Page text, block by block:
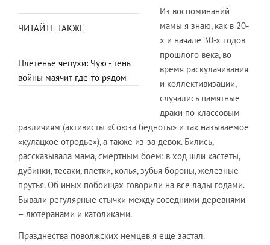
ЧИТАЙТЕ ТАКЖЕ
Плетенье чепухи: Чую - тень
войны маячит где-то рядом
Из воспоминаний
мамы я знаю, как в 20-
х и начале 30-х годов
прошлого века, во
время раскулачивания
и коллективизации,
случались памятные
драки по классовым
различиям (активисты «Союза бедноты» и так называемое
«кулацкое отродье»), а также из-за девок. Бились,
рассказывала мама, смертным боем: в ход шли кастеты,
дубинки, тесаки, плетки, колья, зубья бороны, железные
прутья. Об иных побоищах говорили на все лады годами.
Бывали регулярные стычки между соседними деревнями
– лютеранами и католиками.
Празднества поволжских немцев я еще застал.